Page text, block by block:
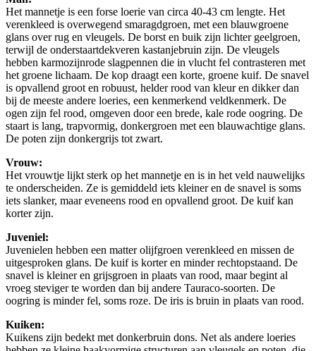
Het mannetje is een forse loerie van circa 40-43 cm lengte. Het
verenkleed is overwegend smaragdgroen, met een blauwgroene
glans over rug en vleugels. De borst en buik zijn lichter geelgroen,
terwijl de onderstaartdekveren kastanjebruin zijn. De vleugels
hebben karmozijnrode slagpennen die in vlucht fel contrasteren met
het groene lichaam. De kop draagt een korte, groene kuif. De snavel
is opvallend groot en robuust, helder rood van kleur en dikker dan
bij de meeste andere loeries, een kenmerkend veldkenmerk. De
ogen zijn fel rood, omgeven door een brede, kale rode oogring. De
staart is lang, trapvormig, donkergroen met een blauwachtige glans.
De poten zijn donkergrijs tot zwart.
Vrouw:
Het vrouwtje lijkt sterk op het mannetje en is in het veld nauwelijks
te onderscheiden. Ze is gemiddeld iets kleiner en de snavel is soms
iets slanker, maar eveneens rood en opvallend groot. De kuif kan
korter zijn.
Juveniel:
Juvenielen hebben een matter olijfgroen verenkleed en missen de
uitgesproken glans. De kuif is korter en minder rechtopstaand. De
snavel is kleiner en grijsgroen in plaats van rood, maar begint al
vroeg steviger te worden dan bij andere Tauraco-soorten. De
oogring is minder fel, soms roze. De iris is bruin in plaats van rood.
Kuiken:
Kuikens zijn bedekt met donkerbruin dons. Net als andere loeries